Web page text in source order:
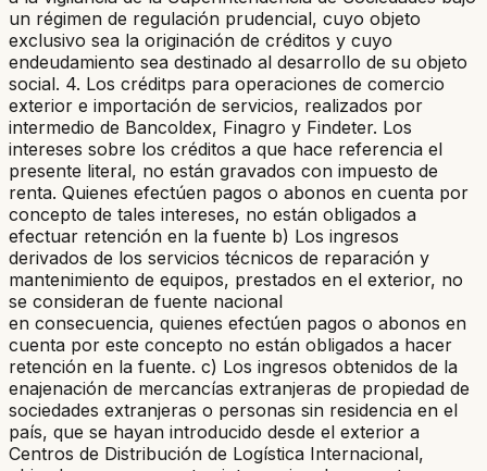
un régimen de regulación prudencial, cuyo objeto
exclusivo sea la originación de créditos y cuyo
endeudamiento sea destinado al desarrollo de su objeto
social. 4. Los créditps para operaciones de comercio
exterior e importación de servicios, realizados por
intermedio de Bancoldex, Finagro y Findeter. Los
intereses sobre los créditos a que hace referencia el
presente literal, no están gravados con impuesto de
renta. Quienes efectúen pagos o abonos en cuenta por
concepto de tales intereses, no están obligados a
efectuar retención en la fuente b) Los ingresos
derivados de los servicios técnicos de reparación y
mantenimiento de equipos, prestados en el exterior, no
se consideran de fuente nacional
en consecuencia, quienes efectúen pagos o abonos en
cuenta por este concepto no están obligados a hacer
retención en la fuente. c) Los ingresos obtenidos de la
enajenación de mercancías extranjeras de propiedad de
sociedades extranjeras o personas sin residencia en el
país, que se hayan introducido desde el exterior a
Centros de Distribución de Logística Internacional,